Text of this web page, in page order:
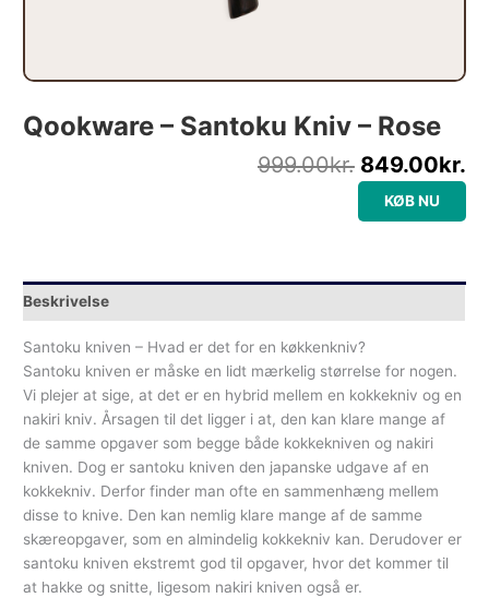
Qookware – Santoku Kniv – Rose
999.00kr. 849.00kr.
KØB NU
Beskrivelse
Santoku kniven – Hvad er det for en køkkenkniv?
Santoku kniven er måske en lidt mærkelig størrelse for nogen.
Vi plejer at sige, at det er en hybrid mellem en kokkekniv og en
nakiri kniv. Årsagen til det ligger i at, den kan klare mange af
de samme opgaver som begge både kokkekniven og nakiri
kniven. Dog er santoku kniven den japanske udgave af en
kokkekniv. Derfor finder man ofte en sammenhæng mellem
disse to knive. Den kan nemlig klare mange af de samme
skæreopgaver, som en almindelig kokkekniv kan. Derudover er
santoku kniven ekstremt god til opgaver, hvor det kommer til
at hakke og snitte, ligesom nakiri kniven også er.